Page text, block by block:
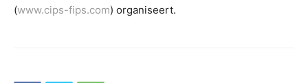
(www.cips-fips.com) organiseert.